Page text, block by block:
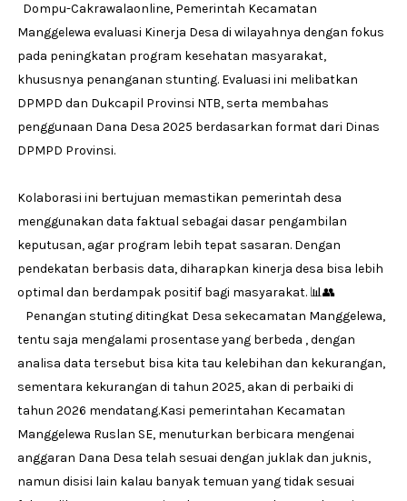
Dompu-Cakrawalaonline, Pemerintah Kecamatan
Manggelewa evaluasi Kinerja Desa di wilayahnya dengan fokus
pada peningkatan program kesehatan masyarakat,
khususnya penanganan stunting. Evaluasi ini melibatkan
DPMPD dan Dukcapil Provinsi NTB, serta membahas
penggunaan Dana Desa 2025 berdasarkan format dari Dinas
DPMPD Provinsi.
Kolaborasi ini bertujuan memastikan pemerintah desa
menggunakan data faktual sebagai dasar pengambilan
keputusan, agar program lebih tepat sasaran. Dengan
pendekatan berbasis data, diharapkan kinerja desa bisa lebih
optimal dan berdampak positif bagi masyarakat. 📊👥
Penangan stuting ditingkat Desa sekecamatan Manggelewa,
tentu saja mengalami prosentase yang berbeda , dengan
analisa data tersebut bisa kita tau kelebihan dan kekurangan,
sementara kekurangan di tahun 2025, akan di perbaiki di
tahun 2026 mendatang.Kasi pemerintahan Kecamatan
Manggelewa Ruslan SE, menuturkan berbicara mengenai
anggaran Dana Desa telah sesuai dengan juklak dan juknis,
namun disisi lain kalau banyak temuan yang tidak sesuai